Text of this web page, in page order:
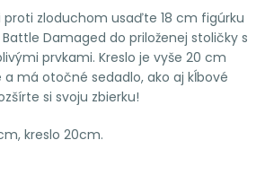
zloduchom usaďte 18 cm figúrku
Damaged do priloženej stoličky s
prvkami. Kreslo je vyše 20 cm
a má otočné sedadlo, ako aj kĺbové
si svoju zbierku!
kreslo 20cm.